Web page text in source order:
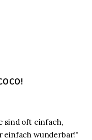
sind oft einfach,
einfach wunderbar!"